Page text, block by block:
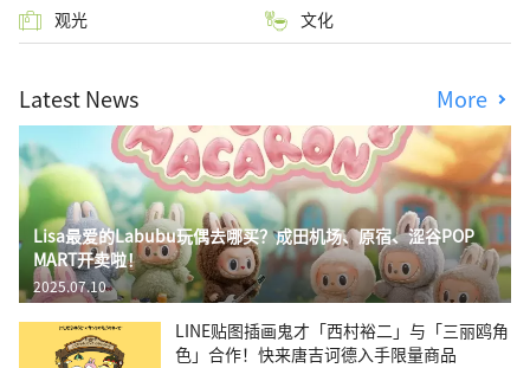
观光 文化
Latest News More
Lisa最爱的Labubu玩偶去哪买？成田机场、原宿、涩谷POP
MART开卖啦！
2025.07.10
LINE贴图插画鬼才「西村裕二」与「三丽鸥角
色」合作！快来唐吉诃德入手限量商品